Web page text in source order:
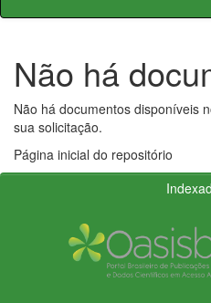
Não há
Não há documentos disponíveis
sua solicitação.
Página inicial do repositório